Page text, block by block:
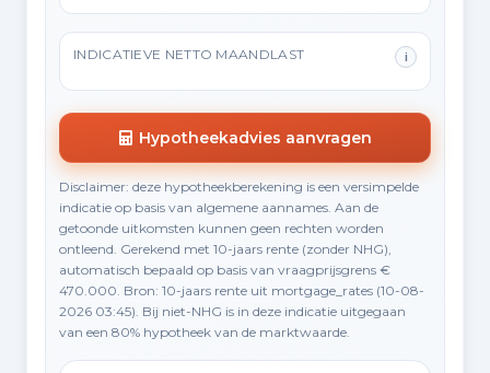
INDICATIEVE NETTO MAANDLAST i
Hypotheekadvies aanvragen
Disclaimer: deze hypotheekberekening is een versimpelde
indicatie op basis van algemene aannames. Aan de
getoonde uitkomsten kunnen geen rechten worden
ontleend. Gerekend met 10-jaars rente (zonder NHG),
automatisch bepaald op basis van vraagprijsgrens €
470.000. Bron: 10-jaars rente uit mortgage_rates (10-08-
2026 03:45). Bij niet-NHG is in deze indicatie uitgegaan
van een 80% hypotheek van de marktwaarde.